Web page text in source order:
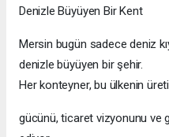
Denizle Büyüyen Bir Kent
Mersin bugün sadece deniz
denizle büyüyen bir şehir.
Her konteyner, bu ülkenin
gücünü, ticaret vizyonunu ve